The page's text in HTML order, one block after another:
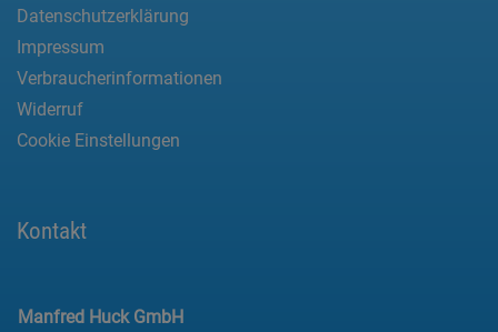
Datenschutzerklärung
Impressum
Verbraucherinformationen
Widerruf
Cookie Einstellungen
Kontakt
Manfred Huck GmbH